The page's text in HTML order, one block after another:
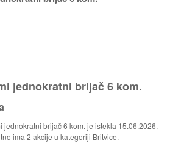
jednokratni brijač 6 kom.
jednokratni brijač 6 kom. je istekla 15.06.2026.
ima 2 akcije u kategoriji Britvice.